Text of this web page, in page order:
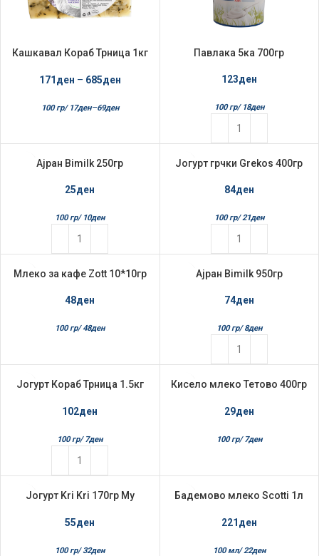
Кашкавал Кораб Трница 1кг
171ден – 685ден
100 гр/ 17ден–69ден
Павлака 5ка 700гр
123ден
100 гр/ 18ден
Ајран Bimilk 250гр
25ден
100 гр/ 10ден
Јогурт грчки Grekos 400гр
84ден
100 гр/ 21ден
НЕМА НА ЗАЛИ
Млеко за кафе Zott 10*10гр
48ден
100 гр/ 48ден
Ајран Bimilk 950гр
74ден
100 гр/ 8ден
Јогурт Кораб Трница 1.5кг
102ден
100 гр/ 7ден
НЕМА НА ЗАЛИ
Кисело млеко Тетово 400гр
29ден
100 гр/ 7ден
Јогурт Kri Kri 170гр My
55ден
100 гр/ 32ден
Бадемово млеко Scotti 1л
221ден
100 мл/ 22ден